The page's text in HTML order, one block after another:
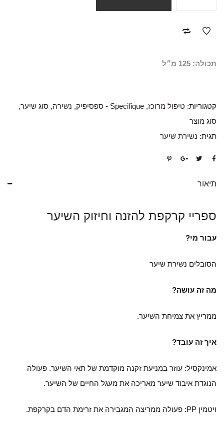
תכולה: 125 מ״ל
קטגוריות: טיפול מרוכז, Specifique - ספסיפיק , נשירה, סוג שיער,
סוג מוצר
תגית: נשירת שיער
תיאור
ספריי קרקפת להזנה וחיזוק השיער
עבור מי?
הסובלים נשירת שיער
מה זה עושה?
ממריץ את צמיחת השיער.
איך זה עובד?
אמינקסיל: עוזר במניעת זקנה מוקדמת של תאי השיער. פעולה
הנוגדת איבוד שיער מאריכה את מעגל החיים של השיער.
ויטמין PP: פעולה ממריצה המגבירה את זרימת הדם בקרקפת.